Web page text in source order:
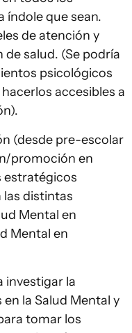
índole que sean.
de atención y
salud. (Se podría
psicológicos
accesibles a
(desde pre-escolar
promoción en
estratégicos
distintas
Mental en
Mental en
investigar la
la Salud Mental y
tomar los